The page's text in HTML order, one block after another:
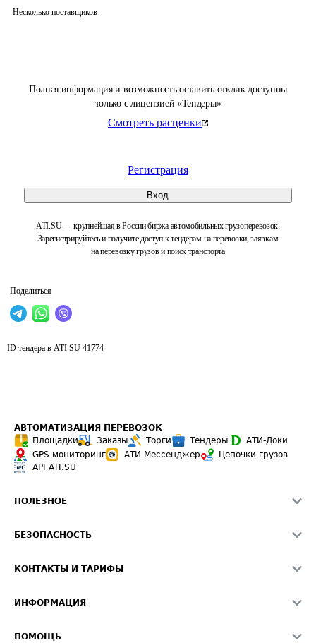
Полная информация и возможность оставить отклик доступны
только с лицензией «Тендеры»
Смотреть расценки
Регистрация
Вход
ATI.SU — крупнейшая в России биржа автомобильных грузоперевозок.
Зарегистрируйтесь и получите доступ к тендерам на перевозки, заявкам
на перевозку грузов и поиск транспорта
Поделиться
Несколько поставщиков
ID тендера в ATI.SU 41774
АВТОМАТИЗАЦИЯ ПЕРЕВОЗОК
Площадки
Заказы Торги Тендеры
АТИ-Доки
GPS-мониторинг
АТИ Мессенджер
Цепочки грузов
API ATI.SU
ПОЛЕЗНОЕ
Звезды ATI.SU на вашем сайте
Средние ставки
БЕЗОПАСНОСТЬ
Светофор+
О формировании Паспорта
КОНТАКТЫ И ТАРИФЫ
Реклама на сайте
ИНФОРМАЦИЯ
ПОМОЩЬ